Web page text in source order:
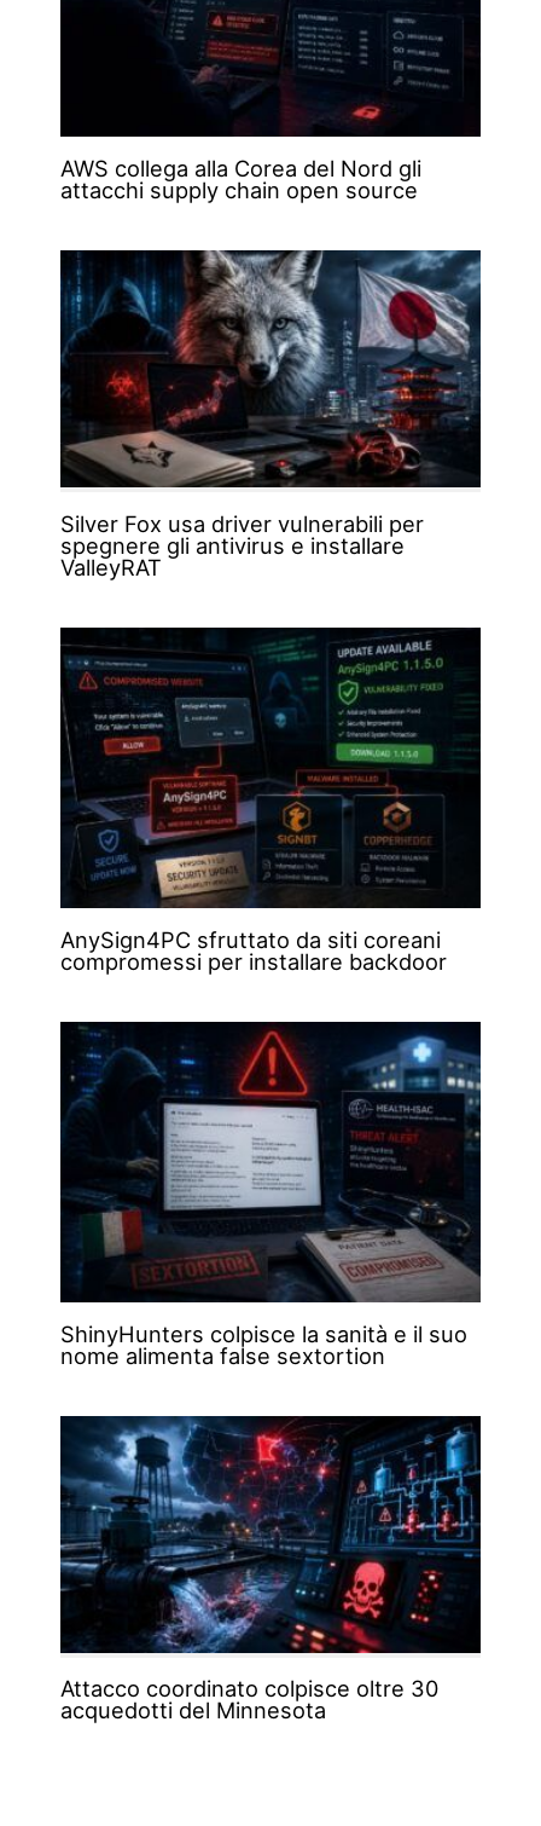
AWS collega alla Corea del Nord gli
attacchi supply chain open source
Silver Fox usa driver vulnerabili per
spegnere gli antivirus e installare
ValleyRAT
AnySign4PC sfruttato da siti coreani
compromessi per installare backdoor
ShinyHunters colpisce la sanità e il suo
nome alimenta false sextortion
Attacco coordinato colpisce oltre 30
acquedotti del Minnesota